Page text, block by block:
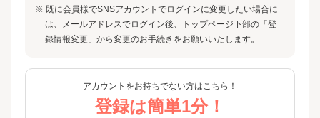
※ 既に会員様でSNSアカウントでログインに変更したい場合に
は、メールアドレスでログイン後、トップページ下部の「登
録情報変更」から変更のお手続きをお願いいたします。
アカウントをお持ちでない方はこちら！
登録は簡単1分！